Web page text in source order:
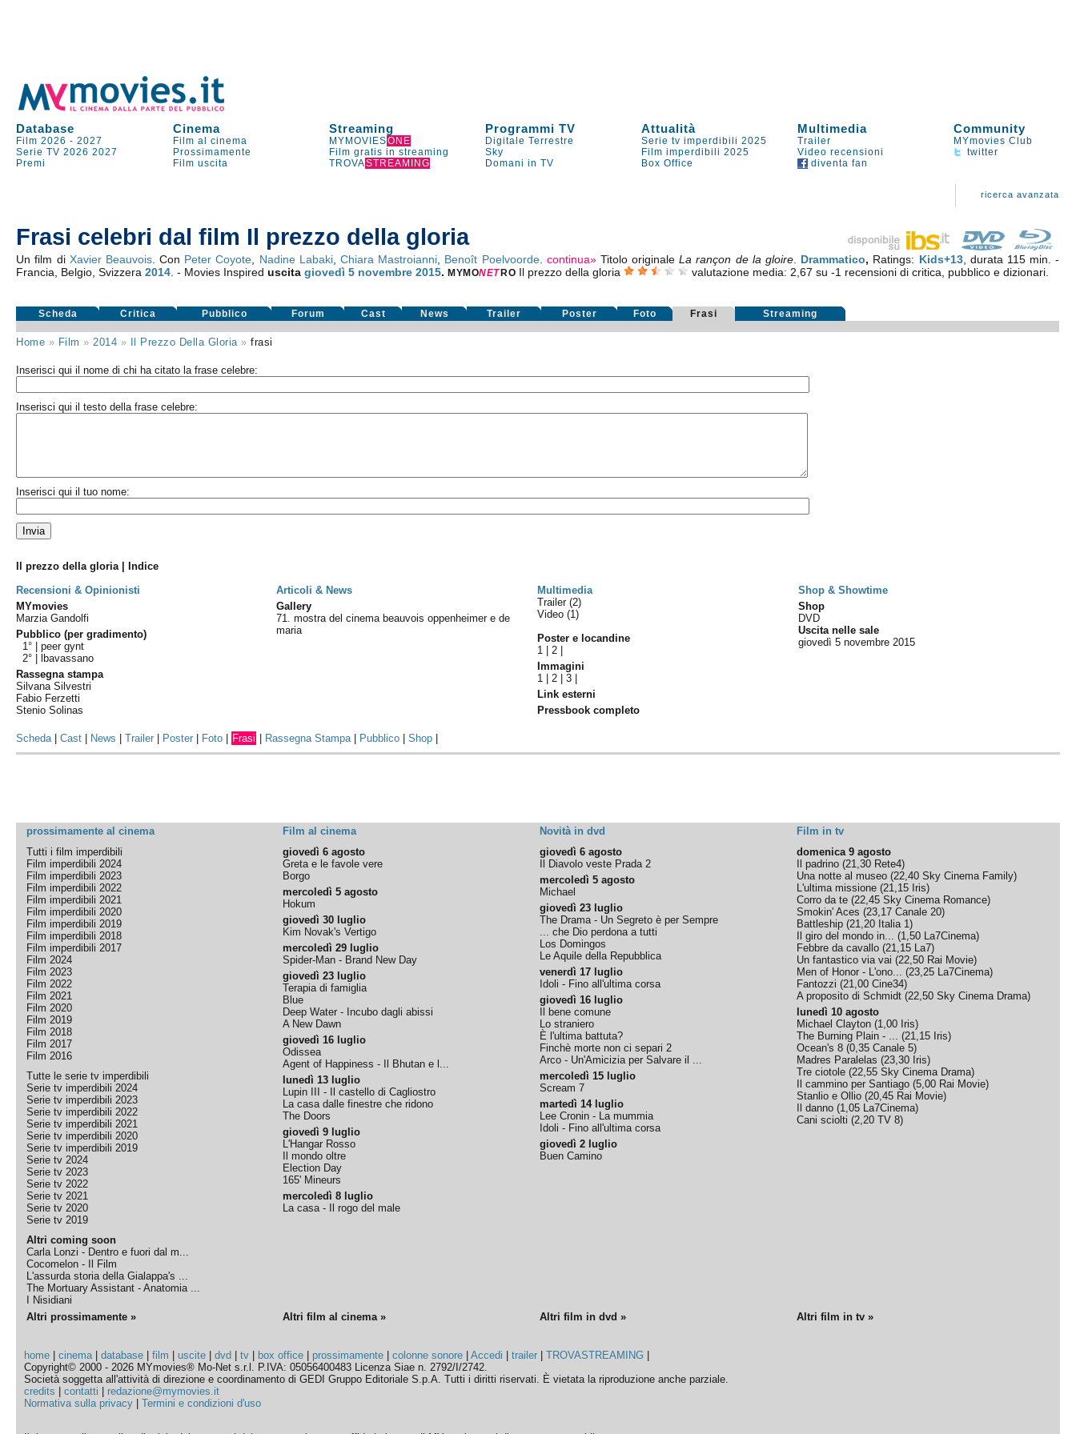
Database Cinema Streaming Programmi TV Attualità Multimedia Community
Film 2026 -2027 Film al cinema MYMOVIESONE Digitale Terrestre Serie tv imperdibili 2025 Trailer
MYmovies Club
Serie TV 2026 2027 Prossimamente Film gratis in streaming Sky Film imperdibili 2025 Video recensioni
twitter
Premi
Film uscita TROVASTREAMING Domani in TV Box Office diventa fan
ricerca avanzata
Frasi celebri dal film Il prezzo della gloria
Un film di Xavier Beauvois. Con Peter Coyote Nadine Labaki, Chiara Mastroianni Benoît Poelvoorde. continua» Titolo originaleLa rançon de la gloire Drammatico, Ratings: Kids+13, durata 115 min. -
Francia, Belgio, Svizzera2014 . - Movies Inspireduscitagiovedì 5 novembre 2015.MYMONET RO Il prezzo della gloria valutazione media: 2,67 su -1 recensioni di critica, pubblico e dizionari.
Scheda Critica Pubblico Forum Cast News Trailer Poster Foto Frasi Streaming
Home » Film » 2014 » Il Prezzo Della Gloria»frasi
Inserisci qui il nome di chi ha citato la frase celebre:
Inserisci qui il testo della frase celebre:
Inserisci qui il tuo nome:
Il prezzo della gloria | Indice
Recensioni & Opinionisti
Articoli & News Multimedia
Shop & Showtime
MYmovies
Marzia Gandolfi
Pubblico (per gradimento)
1° |peer gynt
2° |
lbavassano
Rassegna stampa
Silvana Silvestri
Fabio Ferzetti
Stenio Solinas
Gallery
71. mostra del cinema beauvois oppenheimer e de
maria
Trailer (2)
Video (1)
Poster e locandine
1 |2
Immagini
1 |2 |3
Link esterni
Pressbook completo
Shop
DVD
Uscita nelle sale
giovedì 5 novembre 2015
Scheda|Cast News |Trailer Poster Foto Frasi Rassegna Stampa| Pubblico |Shop
prossimamente al cinema Film al cinema Novità in dvd
Film in tv
Tutti i film imperdibili
Film imperdibili 2024
Film imperdibili 2023
Film imperdibili 2022
Film imperdibili 2021
Film imperdibili 2020
Film imperdibili 2019
Film imperdibili 2018
Film imperdibili 2017
Film 2024
Film 2023
Film 2022
Film 2021
Film 2020
Film 2019
Film 2018
Film 2017
Film 2016
Tutte le serie tv imperdibili
Serie tv imperdibili 2024
Serie tv imperdibili 2023
Serie tv imperdibili 2022
Serie tv imperdibili 2021
Serie tv imperdibili 2020
Serie tv imperdibili 2019
Serie tv 2024
Serie tv 2023
Serie tv 2022
Serie tv 2021
Serie tv 2020
Serie tv 2019
Altri coming soon
Carla Lonzi - Dentro e fuori dal m...
Cocomelon - Il Film
L'assurda storia della Gialappa's ...
The Mortuary Assistant - Anatomia ...
I Nisidiani
giovedì 6 agosto
Greta e le favole vere
Borgo
mercoledì 5 agosto
Hokum
giovedì 30 luglio
Kim Novak's Vertigo
mercoledì 29 luglio
Spider-Man - Brand New Day
giovedì 23 luglio
Terapia di famiglia
Blue
Deep Water - Incubo dagli abissi
A New Dawn
giovedì 16 luglio
Odissea
Agent of Happiness - Il Bhutan e l...
lunedì 13 luglio
Lupin III - Il castello di Cagliostro
La casa dalle finestre che ridono
The Doors
giovedì 9 luglio
L'Hangar Rosso
Il mondo oltre
Election Day
165' Mineurs
mercoledì 8 luglio
La casa - Il rogo del male
giovedì 6 agosto
Il Diavolo veste Prada 2
mercoledì 5 agosto
Michael
giovedì 23 luglio
The Drama - Un Segreto è per Sempre
... che Dio perdona a tutti
Los Domingos
Le Aquile della Repubblica
venerdì 17 luglio
Idoli - Fino all'ultima corsa
giovedì 16 luglio
Il bene comune
Lo straniero
È l'ultima battuta?
Finchè morte non ci separi 2
Arco - Un'Amicizia per Salvare il ...
mercoledì 15 luglio
Scream 7
martedì 14 luglio
Lee Cronin - La mummia
Idoli - Fino all'ultima corsa
giovedì 2 luglio
Buen Camino
domenica 9 agosto
Il padrino (21,30 Rete4)
Una notte al museo (22,40 Sky Cinema Family)
L'ultima missione (21,15 Iris)
Corro da te (22,45 Sky Cinema Romance)
Smokin' Aces (23,17 Canale 20)
Battleship (21,20 Italia 1)
Il giro del mondo in... (1,50 La7Cinema)
Febbre da cavallo (21,15 La7)
Un fantastico via vai (22,50 Rai Movie)
Men of Honor - L'ono... (23,25 La7Cinema)
Fantozzi (21,00 Cine34)
A proposito di Schmidt (22,50 Sky Cinema Drama)
lunedì 10 agosto
Michael Clayton (1,00 Iris)
The Burning Plain - ... (21,15 Iris)
Ocean's 8 (0,35 Canale 5)
Madres Paralelas (23,30 Iris)
Tre ciotole (22,55 Sky Cinema Drama)
Il cammino per Santiago (5,00 Rai Movie)
Stanlio e Ollio (20,45 Rai Movie)
Il danno (1,05 La7Cinema)
Cani sciolti (2,20 TV 8)
Altri prossimamente » Altri film al cinema » Altri film in dvd » Altri film in tv »
home |cinema|database |film |uscite |dvd |tv box office prossimamente |colonne sonore |Accedi |trailer |TROVASTREAMING
Copyright© 2000 - 2026 MYmovies® Mo-Net s.r.l. P.IVA: 05056400483 Licenza Siae n. 2792/I/2742.
Società soggetta all'attività di direzione e coordinamento di GEDI Gruppo Editoriale S.p.A. Tutti i diritti riservati. È vietata la riproduzione anche parziale.
credits |contatti
redazione@mymovies.it
Normativa sulla privacy |Termini e condizioni d'uso